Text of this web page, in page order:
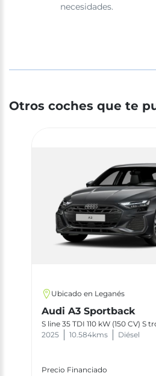
necesidades.
Otros coches que te
Ubicado en Leganés
Audi A3 Sportback
S line 35 TDI 110 kW (150 CV) S
2025
10.584kms Diésel
Precio Financiado